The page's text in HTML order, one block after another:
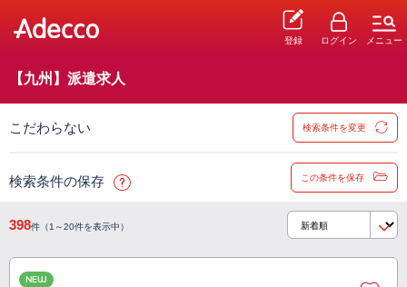
登録 ログイン メニュー
【九州】派遣求人
こだわらない 検索条件を変更
検索条件の保存 この条件を保存
398件（1～20件を表示中）
NEW